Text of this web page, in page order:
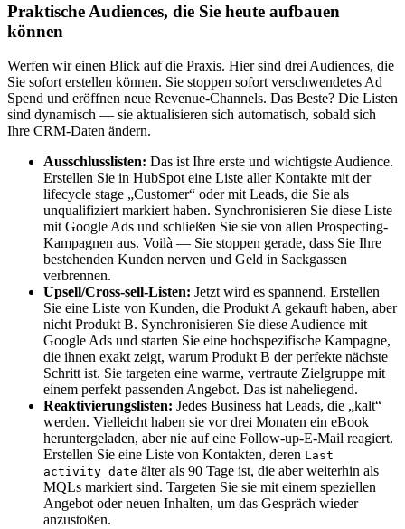
Praktische Audiences, die Sie heute aufbauen
können
Werfen wir einen Blick auf die Praxis. Hier sind drei Audiences, die
Sie sofort erstellen können. Sie stoppen sofort verschwendetes Ad
Spend und eröffnen neue Revenue-Channels. Das Beste? Die Listen
sind dynamisch — sie aktualisieren sich automatisch, sobald sich
Ihre CRM-Daten ändern.
Ausschlusslisten: Das ist Ihre erste und wichtigste Audience.
Erstellen Sie in HubSpot eine Liste aller Kontakte mit der
lifecycle stage „Customer“ oder mit Leads, die Sie als
unqualifiziert markiert haben. Synchronisieren Sie diese Liste
mit Google Ads und schließen Sie sie von allen Prospecting-
Kampagnen aus. Voilà — Sie stoppen gerade, dass Sie Ihre
bestehenden Kunden nerven und Geld in Sackgassen
verbrennen.
Upsell/Cross-sell-Listen: Jetzt wird es spannend. Erstellen
Sie eine Liste von Kunden, die Produkt A gekauft haben, aber
nicht Produkt B. Synchronisieren Sie diese Audience mit
Google Ads und starten Sie eine hochspezifische Kampagne,
die ihnen exakt zeigt, warum Produkt B der perfekte nächste
Schritt ist. Sie targeten eine warme, vertraute Zielgruppe mit
einem perfekt passenden Angebot. Das ist naheliegend.
Reaktivierungslisten: Jedes Business hat Leads, die „kalt“
werden. Vielleicht haben sie vor drei Monaten ein eBook
heruntergeladen, aber nie auf eine Follow-up-E-Mail reagiert.
Erstellen Sie eine Liste von Kontakten, deren Last
activity date älter als 90 Tage ist, die aber weiterhin als
MQLs markiert sind. Targeten Sie sie mit einem speziellen
Angebot oder neuen Inhalten, um das Gespräch wieder
anzustoßen.